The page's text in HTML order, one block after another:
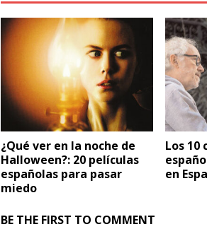
¿Qué ver en la noche de
Halloween?: 20 películas
españolas para pasar
miedo
Los 10
en
BE THE FIRST TO COMMENT